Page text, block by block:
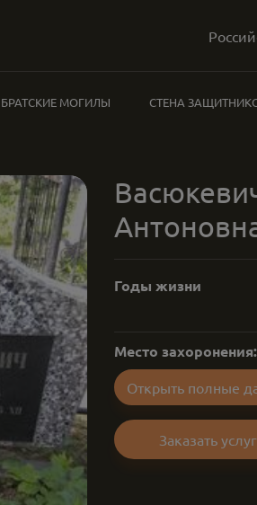
БРАТСКИЕ МОГИЛЫ СТЕНА
Годы жизни
Место захоронения:
Открыть полные
Заказать